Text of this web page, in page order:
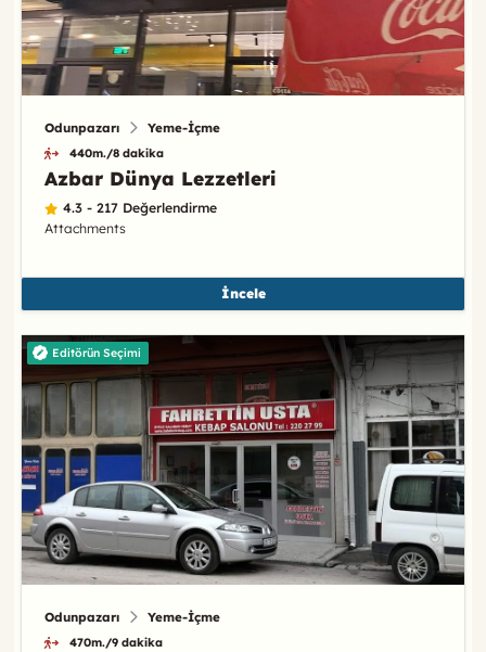
Odunpazarı Yeme-İçme
440m./8 dakika
Azbar Dünya Lezzetleri
4.3 - 217 Değerlendirme
Attachments
İncele
Editörün Seçimi
Odunpazarı Yeme-İçme
470m./9 dakika